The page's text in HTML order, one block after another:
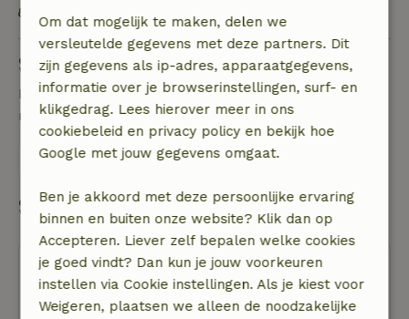
OV gelegenheid op maximaal 1 kilometer
Stel een vraag
Neem contact op met de verhuurder van het
natuurhuisje
Stuur een bericht
Start mijn boeking
Om dat mogelijk te maken, delen we
versleutelde gegevens met deze partners. Dit
zijn gegevens als ip-adres, apparaatgegevens,
informatie over je browserinstellingen, surf- en
klikgedrag. Lees hierover meer in ons
cookiebeleid en privacy policy en bekijk hoe
Google met jouw gegevens omgaat.
Ben je akkoord met deze persoonlijke ervaring
binnen en buiten onze website? Klik dan op
Accepteren. Liever zelf bepalen welke cookies
je goed vindt? Dan kun je jouw voorkeuren
instellen via Cookie instellingen. Als je kiest voor
Weigeren, plaatsen we alleen de noodzakelijke